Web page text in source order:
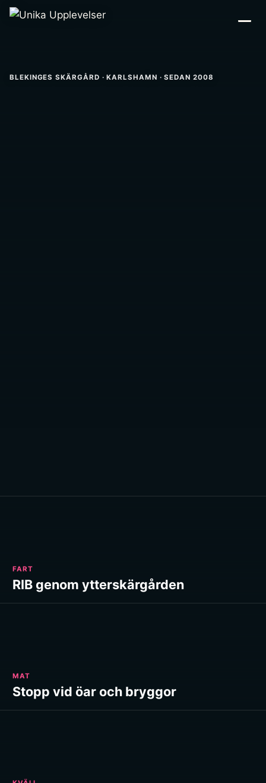
BLEKINGES SKÄRGÅRD · KARLSHAMN · SEDAN 2008
FART
RIB genom ytterskärgården
MAT
Stopp vid öar och bryggor